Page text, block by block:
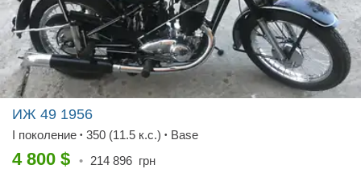
ИЖ 49 1956
I поколение • 350 (11.5 к.с.) • Base
4 800 $ • 214 896 грн